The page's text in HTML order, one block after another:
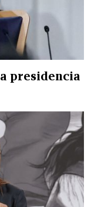
presidencia